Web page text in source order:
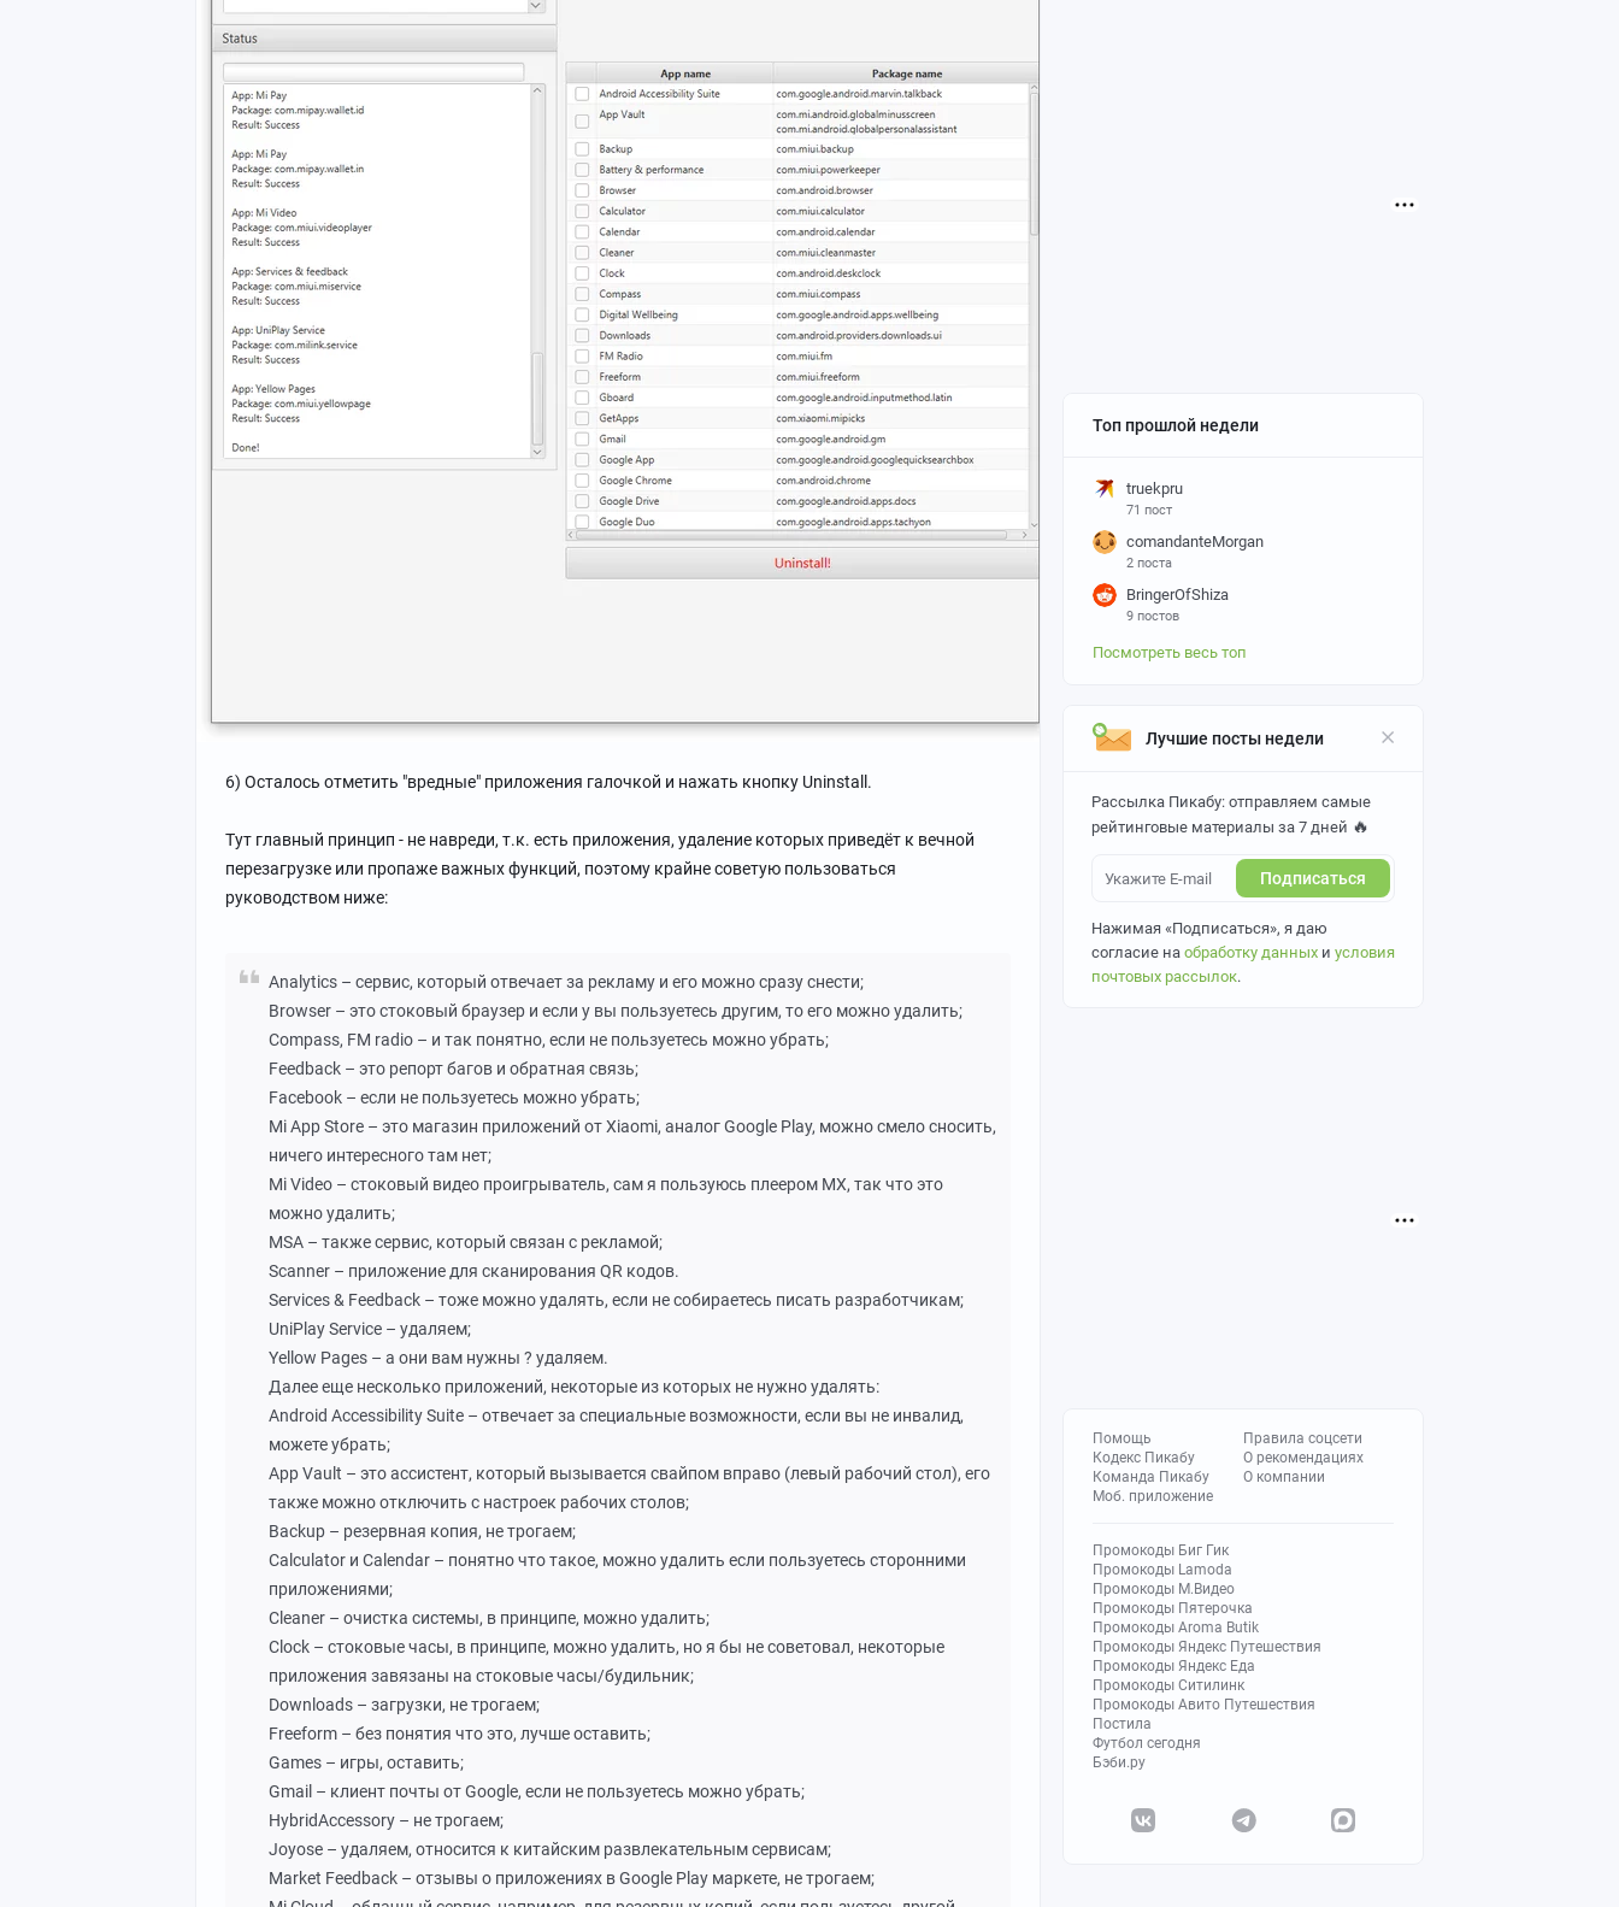
Топ прошлой недели
truekpru
71 пост
comandanteMorgan
2 поста
BringerOfShiza
9 постов
Посмотреть весь топ
Лучшие посты недели
Рассылка Пикабу: отправляем самые
рейтинговые материалы за 7 дней 🔥
Подписаться
Нажимая «Подписаться», я даю
согласие на обработку данных и условия
почтовых рассылок.
Помощь
Кодекс Пикабу
Команда Пикабу
Моб. приложение
Правила соцсети
О рекомендациях
О компании
Промокоды Биг Гик
Промокоды Lamoda
Промокоды М.Видео
Промокоды Пятерочка
Промокоды Aroma Butik
Промокоды Яндекс Путешествия
Промокоды Яндекс Еда
Промокоды Ситилинк
Промокоды Авито Путешествия
Постила
Футбол сегодня
Бэби.ру
6) Осталось отметить "вредные" приложения галочкой и нажать кнопку Uninstall.
Тут главный принцип - не навреди, т.к. есть приложения, удаление которых приведёт к вечной
перезагрузке или пропаже важных функций, поэтому крайне советую пользоваться
руководством ниже:
Analytics – сервис, который отвечает за рекламу и его можно сразу снести;
Browser – это стоковый браузер и если у вы пользуетесь другим, то его можно удалить;
Compass, FM radio – и так понятно, если не пользуетесь можно убрать;
Feedback – это репорт багов и обратная связь;
Facebook – если не пользуетесь можно убрать;
Mi App Store – это магазин приложений от Xiaomi, аналог Google Play, можно смело сносить,
ничего интересного там нет;
Mi Video – стоковый видео проигрыватель, сам я пользуюсь плеером MX, так что это
можно удалить;
MSA – также сервис, который связан с рекламой;
Scanner – приложение для сканирования QR кодов.
Services & Feedback – тоже можно удалять, если не собираетесь писать разработчикам;
UniPlay Service – удаляем;
Yellow Pages – а они вам нужны ? удаляем.
Далее еще несколько приложений, некоторые из которых не нужно удалять:
Android Accessibility Suite – отвечает за специальные возможности, если вы не инвалид,
можете убрать;
App Vault – это ассистент, который вызывается свайпом вправо (левый рабочий стол), его
также можно отключить с настроек рабочих столов;
Backup – резервная копия, не трогаем;
Calculator и Calendar – понятно что такое, можно удалить если пользуетесь сторонними
приложениями;
Cleaner – очистка системы, в принципе, можно удалить;
Clock – стоковые часы, в принципе, можно удалить, но я бы не советовал, некоторые
приложения завязаны на стоковые часы/будильник;
Downloads – загрузки, не трогаем;
Freeform – без понятия что это, лучше оставить;
Games – игры, оставить;
Gmail – клиент почты от Google, если не пользуетесь можно убрать;
HybridAccessory – не трогаем;
Joyose – удаляем, относится к китайским развлекательным сервисам;
Market Feedback – отзывы о приложениях в Google Play маркете, не трогаем;